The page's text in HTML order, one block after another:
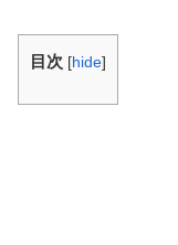
目次 [hide]